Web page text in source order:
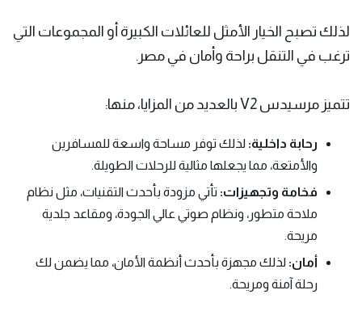
لذلك تصبح الخيار الأمثل للعائلات الكبيرة أو المجموعات التي
ترغب في التنقل براحة وأمان في مصر.
تتميز مرسيدس V2 بالعديد من المزايا، منها:
رحابة داخلية: لذلك توفر مساحة واسعة للمسافرين
والأمتعة، مما يجعلها مثالية للرحلات الطويلة.
فخامة وتجهيزات: تأتي مزودة بأحدث التقنيات، مثل نظام
ملاحة متطور، ونظام صوتي عالي الجودة، ومقاعد جلدية
مريحة.
أمان: لذلك مجهزة بأحدث أنظمة الأمان، مما يضمن لك
رحلة آمنة ومريحة.